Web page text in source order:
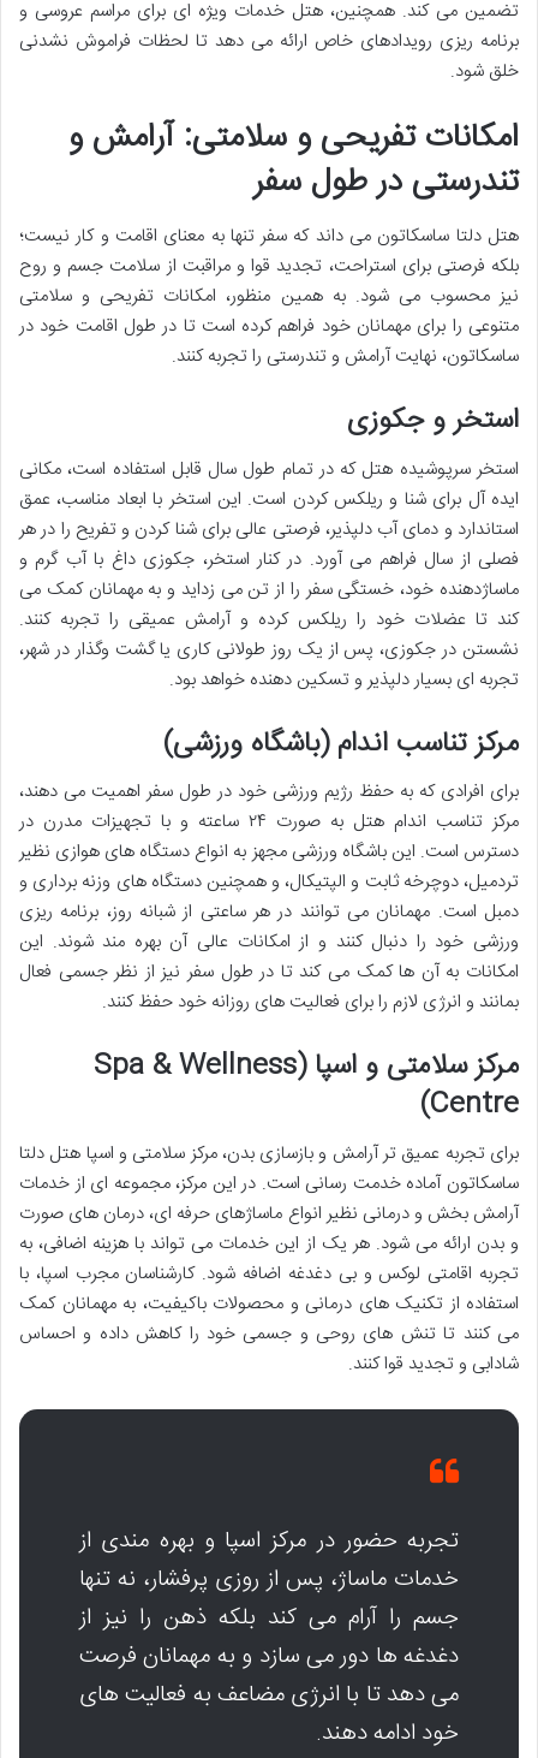
تضمین می کند. همچنین، هتل خدمات ویژه ای برای مراسم عروسی و
برنامه ریزی رویدادهای خاص ارائه می دهد تا لحظات فراموش نشدنی
خلق شود.
امکانات تفریحی و سلامتی: آرامش و
تندرستی در طول سفر
هتل دلتا ساسکاتون می داند که سفر تنها به معنای اقامت و کار نیست؛
بلکه فرصتی برای استراحت، تجدید قوا و مراقبت از سلامت جسم و روح
نیز محسوب می شود. به همین منظور، امکانات تفریحی و سلامتی
متنوعی را برای مهمانان خود فراهم کرده است تا در طول اقامت خود در
ساسکاتون، نهایت آرامش و تندرستی را تجربه کنند.
استخر و جکوزی
استخر سرپوشیده هتل که در تمام طول سال قابل استفاده است، مکانی
ایده آل برای شنا و ریلکس کردن است. این استخر با ابعاد مناسب، عمق
استاندارد و دمای آب دلپذیر، فرصتی عالی برای شنا کردن و تفریح را در هر
فصلی از سال فراهم می آورد. در کنار استخر، جکوزی داغ با آب گرم و
ماساژدهنده خود، خستگی سفر را از تن می زداید و به مهمانان کمک می
کند تا عضلات خود را ریلکس کرده و آرامش عمیقی را تجربه کنند.
نشستن در جکوزی، پس از یک روز طولانی کاری یا گشت وگذار در شهر،
تجربه ای بسیار دلپذیر و تسکین دهنده خواهد بود.
مرکز تناسب اندام (باشگاه ورزشی)
برای افرادی که به حفظ رژیم ورزشی خود در طول سفر اهمیت می دهند،
مرکز تناسب اندام هتل به صورت ۲۴ ساعته و با تجهیزات مدرن در
دسترس است. این باشگاه ورزشی مجهز به انواع دستگاه های هوازی نظیر
تردمیل، دوچرخه ثابت و الپتیکال، و همچنین دستگاه های وزنه برداری و
دمبل است. مهمانان می توانند در هر ساعتی از شبانه روز، برنامه ریزی
ورزشی خود را دنبال کنند و از امکانات عالی آن بهره مند شوند. این
امکانات به آن ها کمک می کند تا در طول سفر نیز از نظر جسمی فعال
بمانند و انرژی لازم را برای فعالیت های روزانه خود حفظ کنند.
مرکز سلامتی و اسپا (Spa & Wellness
Centre)
برای تجربه عمیق تر آرامش و بازسازی بدن، مرکز سلامتی و اسپا هتل دلتا
ساسکاتون آماده خدمت رسانی است. در این مرکز، مجموعه ای از خدمات
آرامش بخش و درمانی نظیر انواع ماساژهای حرفه ای، درمان های صورت
و بدن ارائه می شود. هر یک از این خدمات می تواند با هزینه اضافی، به
تجربه اقامتی لوکس و بی دغدغه اضافه شود. کارشناسان مجرب اسپا، با
استفاده از تکنیک های درمانی و محصولات باکیفیت، به مهمانان کمک
می کنند تا تنش های روحی و جسمی خود را کاهش داده و احساس
شادابی و تجدید قوا کنند.
تجربه حضور در مرکز اسپا و بهره مندی از
خدمات ماساژ، پس از روزی پرفشار، نه تنها
جسم را آرام می کند بلکه ذهن را نیز از
دغدغه ها دور می سازد و به مهمانان فرصت
می دهد تا با انرژی مضاعف به فعالیت های
خود ادامه دهند.